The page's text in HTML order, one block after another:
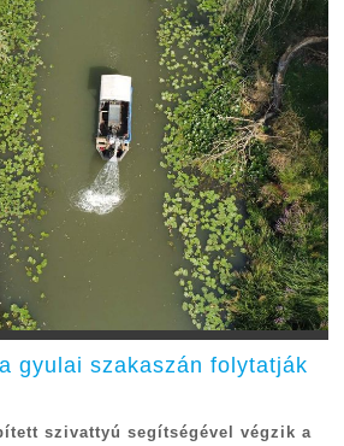
gyulai szakaszán folytatják
szivattyú segítségével végzik a